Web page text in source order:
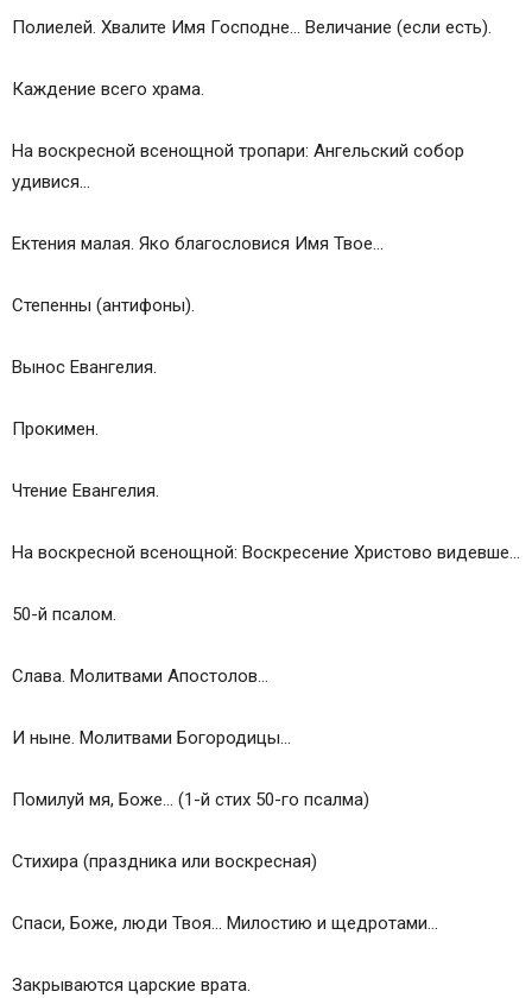
Полиелей. Хвалите Имя Господне… Величание (если есть).
Каждение всего храма.
На воскресной всенощной тропари: Ангельский собор
удивися…
Ектения малая. Яко благословися Имя Твое…
Степенны (антифоны).
Вынос Евангелия.
Прокимен.
Чтение Евангелия.
На воскресной всенощной: Воскресение Христово видевше…
50-й псалом.
Слава. Молитвами Апостолов…
И ныне. Молитвами Богородицы…
Помилуй мя, Боже… (1-й стих 50-го псалма)
Стихира (праздника или воскресная)
Спаси, Боже, люди Твоя… Милостию и щедротами…
Закрываются царские врата.